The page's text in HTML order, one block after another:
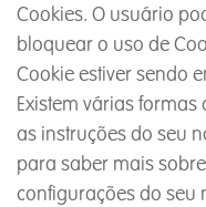
Cookies. O usuário
bloquear o uso de
Cookie estiver sendo
Existem várias
as instruções do seu
para saber mais
configurações do seu